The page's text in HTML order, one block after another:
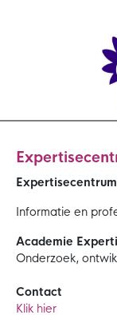
Informatie en
Academie
Onderzoek,
Contact
Klik hier